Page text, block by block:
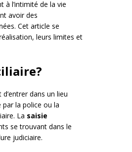
à l’intimité de la vie
avoir des
Cet article se
leurs limites et
dans un lieu
par la police ou la
La saisie
se trouvant dans le
judiciaire.